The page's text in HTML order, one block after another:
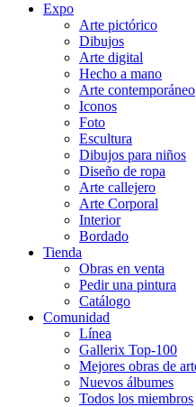
Expo
Arte pictórico
Dibujos
Arte digital
Hecho a mano
Arte contemporáneo
Iconos
Foto
Escultura
Dibujos para niños
Diseño de ropa
Arte callejero
Arte Corporal
Interior
Bordado
Tienda
Obras en venta
Pedir una pintura
Catálogo
Comunidad
Línea
Gallerix Top-100
Mejores obras de
Nuevos álbumes
Todos los miembros